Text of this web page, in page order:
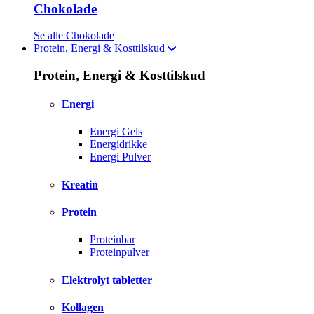
Chokolade
Se alle Chokolade
Protein, Energi & Kosttilskud
Protein, Energi & Kosttilskud
Energi
Energi Gels
Energidrikke
Energi Pulver
Kreatin
Protein
Proteinbar
Proteinpulver
Elektrolyt tabletter
Kollagen